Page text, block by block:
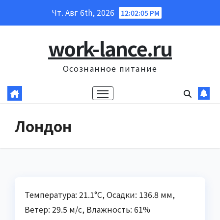
Чт. Авг 6th, 2026 12:02:06 PM
work-lance.ru
Осознанное питание
Лондон
Температура: 21.1°C, Осадки: 136.8 мм,
Ветер: 29.5 м/с, Влажность: 61%